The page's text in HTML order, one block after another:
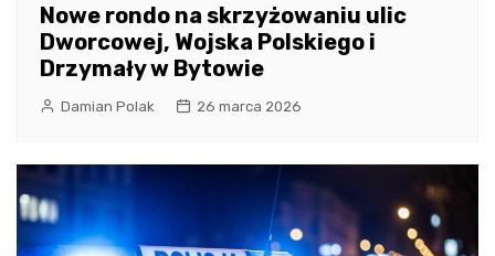
Nowe rondo na skrzyżowaniu ulic
Dworcowej, Wojska Polskiego i
Drzymały w Bytowie
Damian Polak 26 marca 2026